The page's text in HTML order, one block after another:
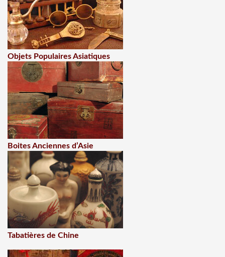
Objets Populaires Asiatiques
Boites Anciennes d’Asie
Tabatières de Chine